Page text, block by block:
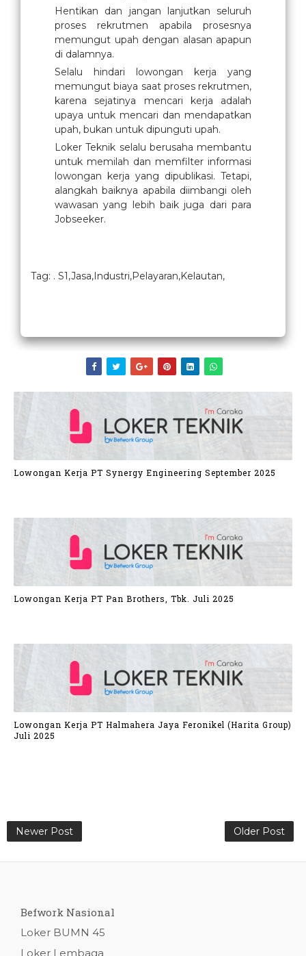
Hentikan dan jangan lanjutkan seluruh
proses rekrutmen apabila prosesnya
memungut upah dengan alasan apapun
di dalamnya.
Selalu hindari lowongan kerja yang
memungut biaya saat proses rekrutmen,
karena sejatinya mencari kerja adalah
upaya untuk mencari dan mendapatkan
upah, bukan untuk dipunguti upah.
Loker Teknik selalu berusaha membantu
untuk memilah dan memfilter informasi
lowongan kerja yang dipublikasi. Tetapi,
alangkah baiknya apabila diimbangi oleh
wawasan yang lebih baik juga dari para
Jobseeker.
Tag: . S1,Jasa,Industri,Pelayaran,Kelautan,
Lowongan Kerja PT Synergy Engineering September 2025
Lowongan Kerja PT Pan Brothers, Tbk. Juli 2025
Lowongan Kerja PT Halmahera Jaya Feronikel (Harita Group)
Juli 2025
Newer Post Older Post
Befwork Nasional
Loker BUMN 45
Loker Lembaga